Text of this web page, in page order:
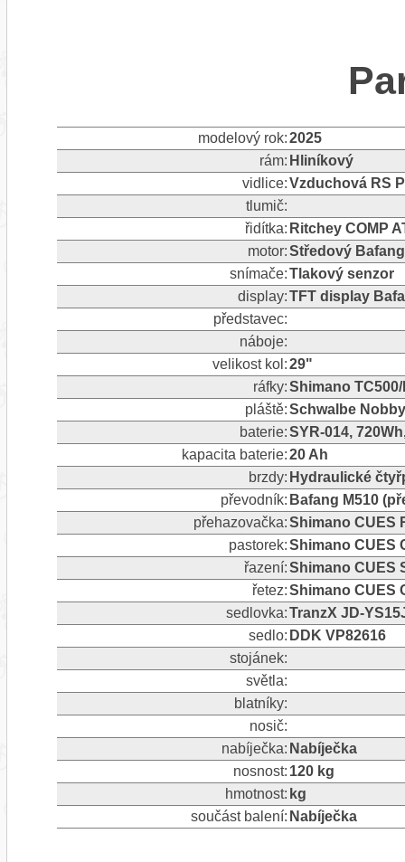
modelový rok:2025
rám: Hliníkový
vidlice:Vzduchová RS
tlumič:
řidítka: Ritchey COMP
motor:Středový
snímače:Tlakový senzor
display:TFT display
představec:
náboje:
velikost kol:29"
ráfky:Shimano
pláště:Schwalbe
baterie:SYR-014,
kapacita baterie:20 Ah
brzdy: Hydraulické
převodník: Bafang M510
přehazovačka:Shimano CUES
pastorek:Shimano CUES
řazení:Shimano CUES
řetez:Shimano CUES
sedlovka:TranzX JD-
sedlo: DDK VP82616
stojánek:
světla:
blatníky:
nosič:
nabíječka: Nabíječka
nosnost: 120 kg
hmotnost: kg
součást balení: Nabíječka